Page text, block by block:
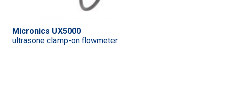
Micronics UX5000
ultrasone clamp-on flowmeter